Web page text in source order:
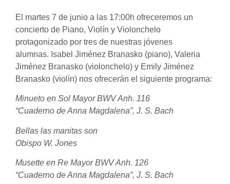
El martes 7 de junio a las 17:00h ofreceremos un
concierto de Piano, Violín y Violonchelo
protagonizado por tres de nuestras jóvenes
alumnas. Isabel Jiménez Branasko (piano), Valeria
Jiménez Branasko (violonchelo) y Emily Jiménez
Branasko (violín) nos ofrecerán el siguiente programa:
Minueto en Sol Mayor BWV Anh. 116
“Cuaderno de Anna Magdalena”, J. S. Bach
Bellas las manitas son
Obispo W. Jones
Musette en Re Mayor BWV Anh. 126
“Cuaderno de Anna Magdalena”, J. S. Bach